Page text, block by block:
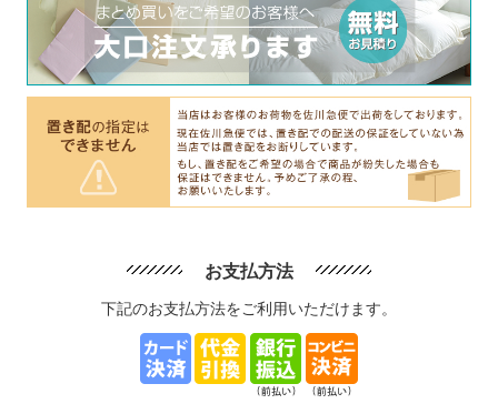
お支払方法
下記のお支払方法をご利用いただけます。